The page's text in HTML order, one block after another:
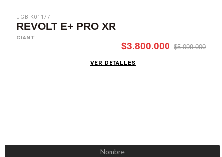
UGBIK01177
REVOLT E+ PRO XR
GIANT
$3.800.000 $5.099.000
VER DETALLES